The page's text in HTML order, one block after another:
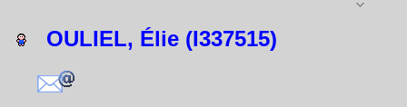
OULIEL, Élie (I337515)